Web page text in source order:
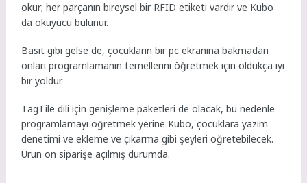
okur; her parçanın bireysel bir RFID etiketi vardır ve Kubo
da okuyucu bulunur.
Basit gibi gelse de, çocukların bir pc ekranına bakmadan
onları programlamanın temellerini öğretmek için oldukça iyi
bir yoldur.
TagTile dili için genişleme paketleri de olacak, bu nedenle
programlamayı öğretmek yerine Kubo, çocuklara yazım
denetimi ve ekleme ve çıkarma gibi şeyleri öğretebilecek.
Ürün ön siparişe açılmış durumda.